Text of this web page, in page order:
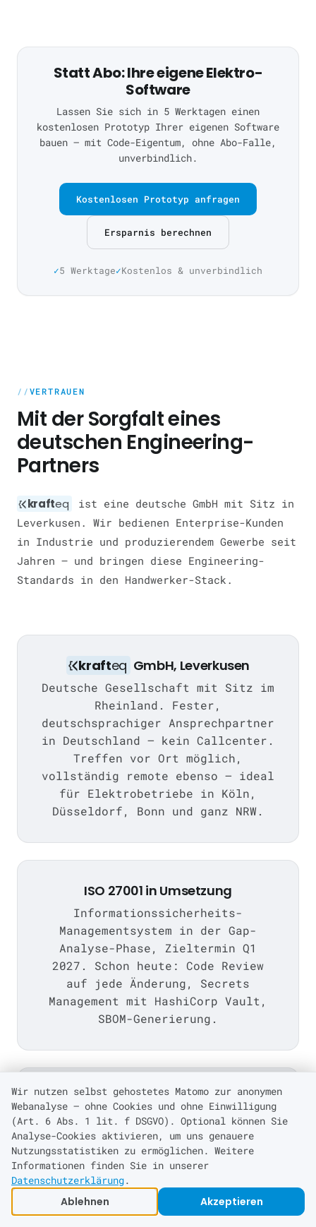
Statt Abo: Ihre eigene Elektro-
Software
Lassen Sie sich in 5 Werktagen einen
kostenlosen Prototyp Ihrer eigenen Software
bauen — mit Code-Eigentum, ohne Abo-Falle,
unverbindlich.
Kostenlosen Prototyp anfragen
Ersparnis berechnen
5 Werktage Kostenlos & unverbindlich
VERTRAUEN
Mit der Sorgfalt eines
deutschen Engineering-
Partners
krafteq
ist eine deutsche GmbH mit Sitz in
Leverkusen. Wir bedienen Enterprise-Kunden
in Industrie und produzierendem Gewerbe seit
Jahren — und bringen diese Engineering-
Standards in den Handwerker-Stack.
krafteq GmbH, Leverkusen
Deutsche Gesellschaft mit Sitz im
Rheinland. Fester,
deutschsprachiger Ansprechpartner
in Deutschland — kein Callcenter.
Treffen vor Ort möglich,
vollständig remote ebenso — ideal
für Elektrobetriebe in Köln,
Düsseldorf, Bonn und ganz NRW.
ISO 27001 in Umsetzung
Informationssicherheits-
Managementsystem in der Gap-
Analyse-Phase, Zieltermin Q1
2027. Schon heute: Code Review
auf jede Änderung, Secrets
Management mit HashiCorp Vault,
SBOM-Generierung.
EU-Hosting & DSGVO by Design
kraft eq Cloud läuft auf Servern
in Deutschland (EU-Fallback
verfügbar) — kein US CLOUD Act-
Risiko.
Auftragsverarbeitungsvertrag
(AVV) standardisiert verfügbar,
Wir nutzen selbst gehostetes Matomo zur anonymen
Webanalyse — ohne Cookies und ohne Einwilligung
(Art. 6 Abs. 1 lit. f DSGVO). Optional können Sie
Analyse-Cookies aktivieren, um uns genauere
Nutzungsstatistiken zu ermöglichen. Weitere
Informationen finden Sie in unserer
Datenschutzerklärung.
Ablehnen Akzeptieren